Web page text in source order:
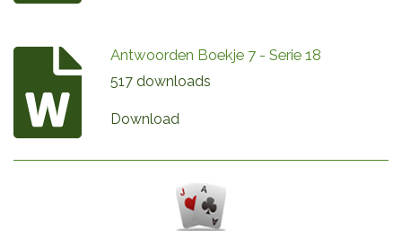
Antwoorden Boekje 7 - Serie 18
517 downloads
Download